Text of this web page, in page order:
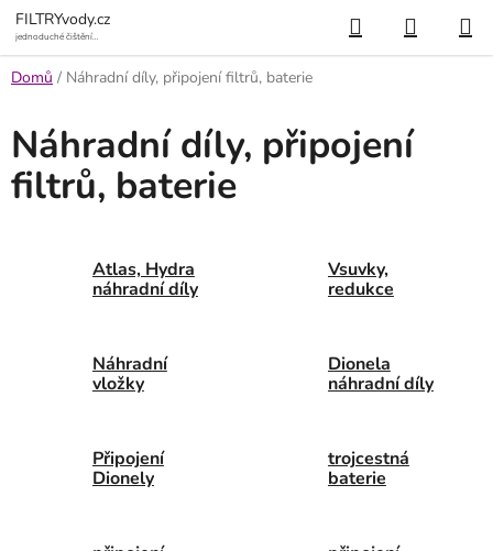
Přejít
na
obsah
FILTRYvody.cz
jednoduché čištění
Hledat
KOŠÍK
Domů / Náhradní díly, připojení filtrů, baterie
Náhradní díly, připojení
filtrů, baterie
Atlas, Hydra
náhradní díly
Vsuvky,
redukce
Náhradní
vložky
Dionela
náhradní díly
Připojení
Dionely
trojcestná
baterie